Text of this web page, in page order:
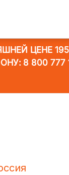
ЦЕНЕ 195
8 800 777